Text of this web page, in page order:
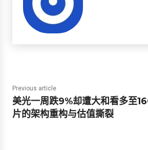
Previous article
美光一周跌9%却遭大和看多至
片的架构重构与估值撕裂